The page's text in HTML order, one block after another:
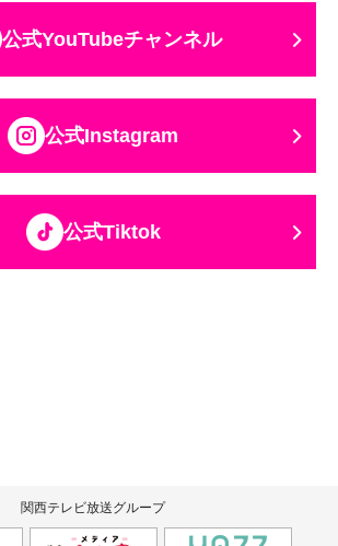
公式YouTubeチャンネル
公式Instagram
公式Tiktok
関西テレビ放送グループ